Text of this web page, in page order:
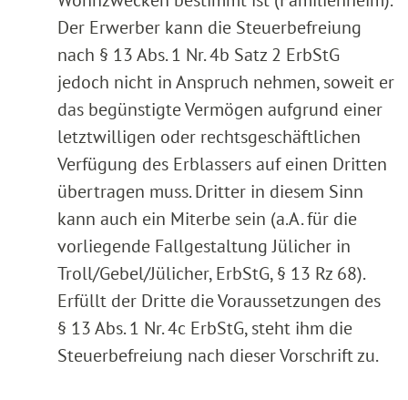
Der Erwerber kann die Steuerbefreiung
nach § 13 Abs. 1 Nr. 4b Satz 2 ErbStG
jedoch nicht in Anspruch nehmen, soweit er
das begünstigte Vermögen aufgrund einer
letztwilligen oder rechtsgeschäftlichen
Verfügung des Erblassers auf einen Dritten
übertragen muss. Dritter in diesem Sinn
kann auch ein Miterbe sein (a.A. für die
vorliegende Fallgestaltung Jülicher in
Troll/Gebel/Jülicher, ErbStG, § 13 Rz 68).
Erfüllt der Dritte die Voraussetzungen des
§ 13 Abs. 1 Nr. 4c ErbStG, steht ihm die
Steuerbefreiung nach dieser Vorschrift zu.